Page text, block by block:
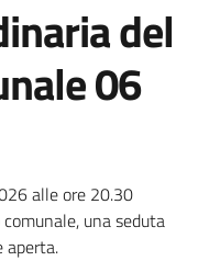
del
06
alle ore 20.30
una seduta
aperta.